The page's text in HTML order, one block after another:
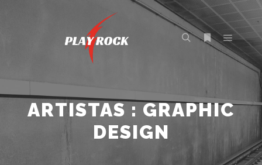
MásMenú
ARTISTAS : GRAPHIC
DESIGN